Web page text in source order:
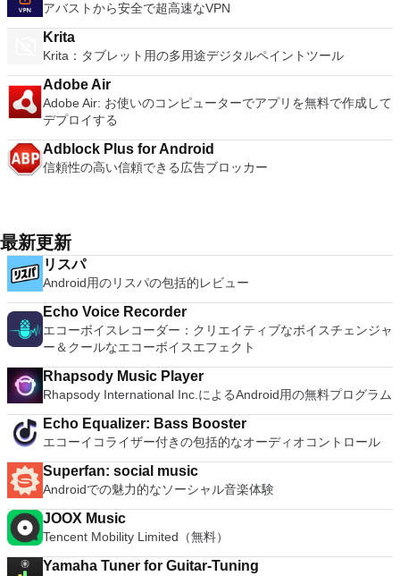
アバストから安全で超高速なVPN
Krita
Krita：タブレット用の多用途デジタルペイントツール
Adobe Air
Adobe Air: お使いのコンピューターでアプリを無料で作成して
デプロイする
Adblock Plus for Android
信頼性の高い信頼できる広告ブロッカー
最新更新
リスパ
Android用のリスパの包括的レビュー
Echo Voice Recorder
エコーボイスレコーダー：クリエイティブなボイスチェンジャ
ー＆クールなエコーボイスエフェクト
Rhapsody Music Player
Rhapsody International Inc.によるAndroid用の無料プログラム
Echo Equalizer: Bass Booster
エコーイコライザー付きの包括的なオーディオコントロール
Superfan: social music
Androidでの魅力的なソーシャル音楽体験
JOOX Music
Tencent Mobility Limited（無料）
Yamaha Tuner for Guitar-Tuning